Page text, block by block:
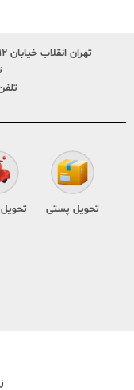
تهران انقلاب خیابان ۱۲ فروردین پایین تر از وحید نظری پلاک ۲۴۹
تحویل پستی